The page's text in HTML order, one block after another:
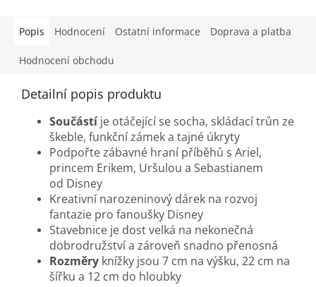
Popis Hodnocení Ostatní informace Doprava a platba
Hodnocení obchodu
Detailní popis produktu
Součástíje otáčející se socha, skládací trůn ze
škeble, funkční zámek a tajné úkryty
Podpořte zábavné hraní příběhů s Ariel,
princem Erikem, Uršulou a Sebastianem
od Disney
Kreativní narozeninový dárek na rozvoj
fantazie pro fanoušky Disney
Stavebnice je dost velká na nekonečná
dobrodružství a zároveň snadno přenosná
Rozměry knížky jsou 7 cm na výšku, 22 cm na
šířku a 12 cm do hloubky